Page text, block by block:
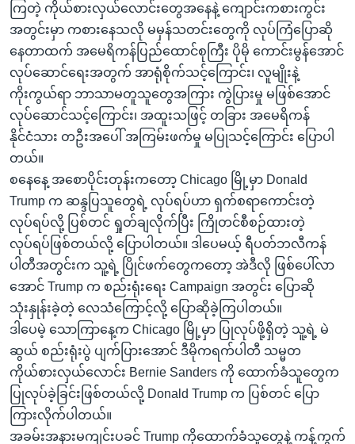
ကြတဲ့ ကိုယ်စားလှယ်လောင်းတွေအနေနဲ့ ကျောင်းကစားကွင်း
အတွင်းမှာ ကစားနေသလို မမှန်သတင်းတွေကို လုပ်ကြံပြောဆို
နေတာထက် အမေရိကန်ပြည်ထောင်စုကြီး ပိုမို ကောင်းမွန်အောင်
လုပ်ဆောင်ရေးအတွက် အာရုံစိုက်သင့်ကြောင်း၊ လူမျိုးနဲ့
ကိုးကွယ်ရာ ဘာသာမတူသူတွေအကြား ကွဲပြားမှု မဖြစ်အောင်
လုပ်ဆောင်သင့်ကြောင်း၊ အထူးသဖြင့် တခြား အမေရိကန်
နိုင်ငံသား တဦးအပေါ် အကြမ်းဖက်မှု မပြုသင့်ကြောင်း ပြောပါ
တယ်။
စနေနေ့ အစောပိုင်းတုန်းကတော့ Chicago မြို့မှာ Donald
Trump က ဆန္ဒပြသူတွေရဲ့ လုပ်ရပ်ဟာ ရှက်စရာကောင်းတဲ့
လုပ်ရပ်လို့ ပြစ်တင် ရှုတ်ချလိုက်ပြီး ကြိုတင်စီစဉ်ထားတဲ့
လုပ်ရပ်ဖြစ်တယ်လို့ ပြောပါတယ်။ ဒါပေမယ့် ရီပတ်ဘလီကန်
ပါတီအတွင်းက သူ့ရဲ့ ပြိုင်ဖက်တွေကတော့ အဲဒီလို ဖြစ်ပေါ်လာ
အောင် Trump က စည်းရုံးရေး Campaign အတွင်း ပြောဆို
သုံးနှုန်းခဲ့တဲ့ လေသံကြောင့်လို့ ပြောဆိုခဲ့ကြပါတယ်။
ဒါပေမဲ့ သောကြာနေ့က Chicago မြို့မှာ ပြုလုပ်ဖို့ရှိတဲ့ သူ့ရဲ့ မဲ
ဆွယ် စည်းရုံးပွဲ ပျက်ပြားအောင် ဒီမိုကရက်ပါတီ သမ္မတ
ကိုယ်စားလှယ်လောင်း Bernie Sanders ကို ထောက်ခံသူတွေက
ပြုလုပ်ခဲ့ခြင်းဖြစ်တယ်လို့ Donald Trump က ပြစ်တင် ပြော
ကြားလိုက်ပါတယ်။
အခမ်းအနားမကျင်းပခင် Trump ကိုထောက်ခံသူတွေနဲ့ ကန့်ကွက်